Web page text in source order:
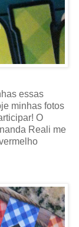
essas
minhas fotos
O
Reali me